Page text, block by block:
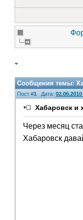
Сообщения темы:
Пост #1 Дата:
Хабаровск и
Через месяц
Хабаровск